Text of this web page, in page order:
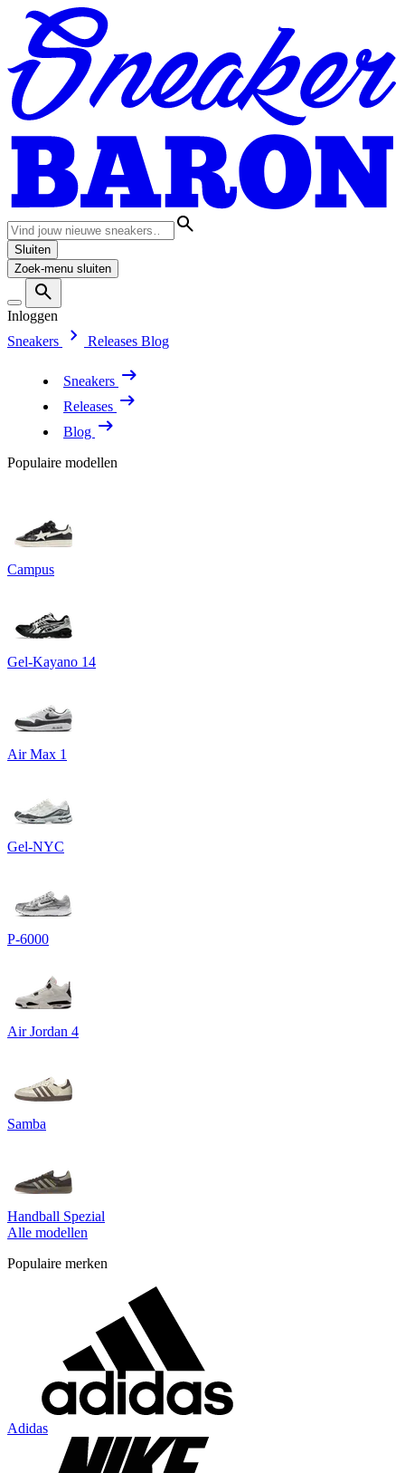
Sluiten
Zoek-menu sluiten
Inloggen
Sneakers
Releases Blog
Sneakers
Releases
Blog
Populaire modellen
Campus
Gel-Kayano 14
Air Max 1
Gel-NYC
P-6000
Air Jordan 4
Samba
Handball Spezial
Alle modellen
Populaire merken
Adidas